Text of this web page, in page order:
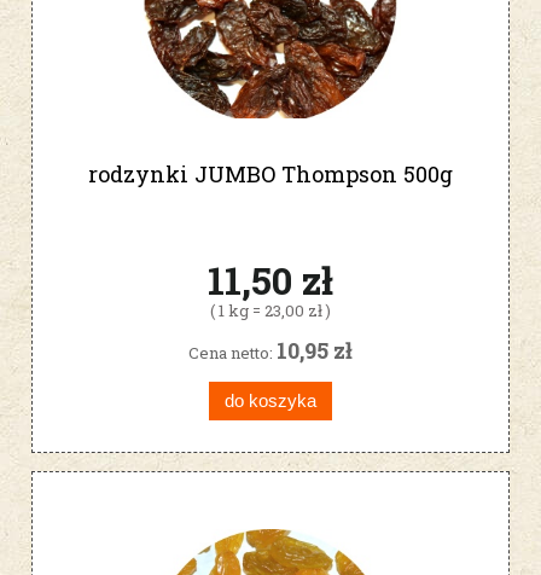
rodzynki JUMBO Thompson 500g
11,50 zł
( 1 kg = 23,00 zł )
Cena netto: 10,95 zł
do koszyka